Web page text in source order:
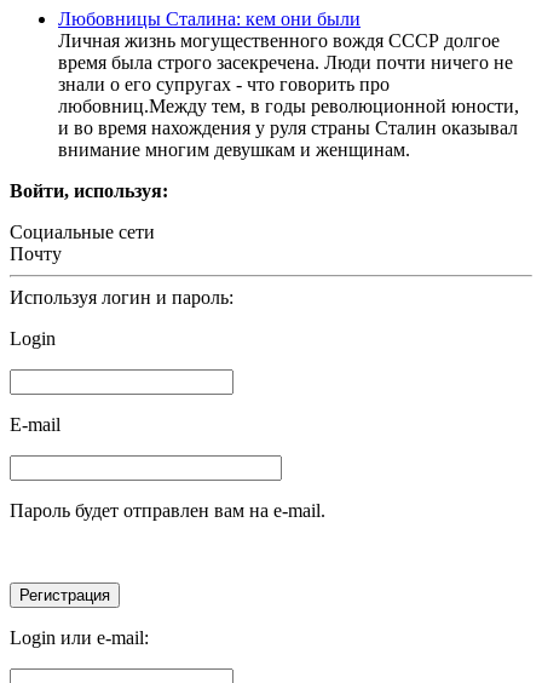
Любовницы Сталина: кем они были
Личная жизнь могущественного вождя СССР долгое
время была строго засекречена. Люди почти ничего не
знали о его супругах - что говорить про
любовниц.Между тем, в годы революционной юности,
и во время нахождения у руля страны Сталин оказывал
внимание многим девушкам и женщинам.
Войти, используя:
Социальные сети
Почту
Используя логин и пароль:
Login
E-mail
Пароль будет отправлен вам на e-mail.
Login или e-mail: